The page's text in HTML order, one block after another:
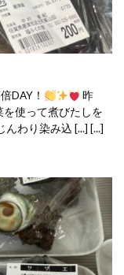
DAY！
昨
使って煮びたしを
わり染み込 [...] [...]